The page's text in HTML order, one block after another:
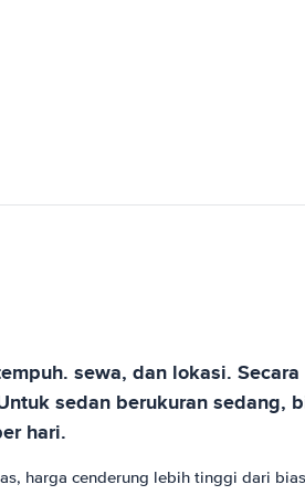
sewa, dan lokasi. Secara
sedan berukuran sedang,
hari.
harga cenderung lebih tinggi dari